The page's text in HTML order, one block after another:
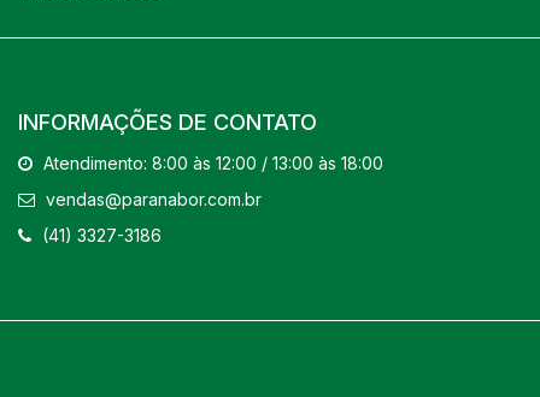
INFORMAÇÕES DE CONTATO
Atendimento: 8:00 às 12:00 / 13:00 às 18:00
vendas@paranabor.com.br
(41) 3327-3186